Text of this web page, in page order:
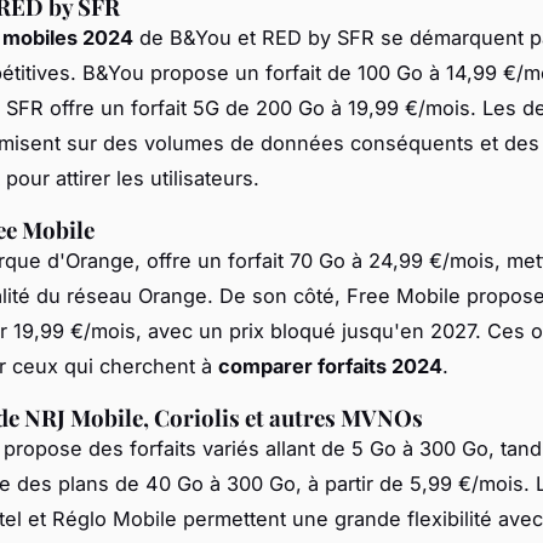
by SFR
2024 de B&You et RED by SFR se démarquent
B&You propose un forfait de 100 Go à 14,99 €/
SFR offre un forfait 5G de 200 Go à 19,99 €/mois. Les
sur des volumes de données conséquents et
pour attirer les utilisateurs.
Mobile
d'Orange, offre un forfait 70 Go à 24,99 €/mois,
du réseau Orange. De son côté, Free Mobile
19,99 €/mois, avec un prix bloqué jusqu'en 2027. Ces
ceux qui cherchent à comparer forfaits 2024.
NRJ Mobile, Coriolis et autres MVNOs
des forfaits variés allant de 5 Go à 300 Go,
des plans de 40 Go à 300 Go, à partir de 5,99 €/mois.
et Réglo Mobile permettent une grande flexibilité